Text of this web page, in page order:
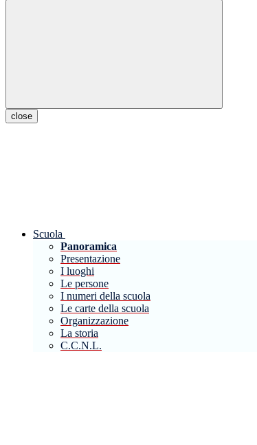
close
Scuola
Panoramica
Presentazione
I luoghi
Le persone
I numeri della scuola
Le carte della scuola
Organizzazione
La storia
C.C.N.L.